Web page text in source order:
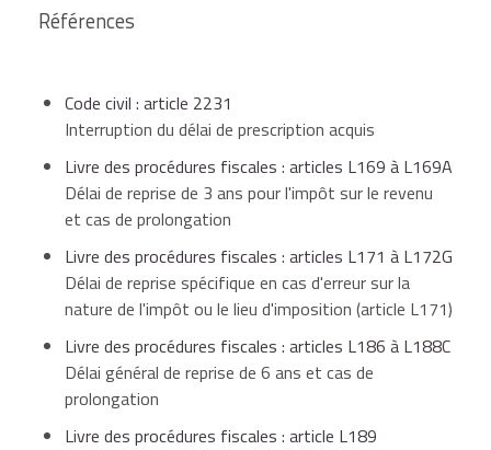
Références
Code civil : article 2231
Interruption du délai de prescription acquis
Livre des procédures fiscales : articles L169 à L169A
Délai de reprise de 3 ans pour l'impôt sur le revenu
et cas de prolongation
Livre des procédures fiscales : articles L171 à L172G
Délai de reprise spécifique en cas d'erreur sur la
nature de l'impôt ou le lieu d'imposition (article L171)
Livre des procédures fiscales : articles L186 à L188C
Délai général de reprise de 6 ans et cas de
prolongation
Livre des procédures fiscales : article L189